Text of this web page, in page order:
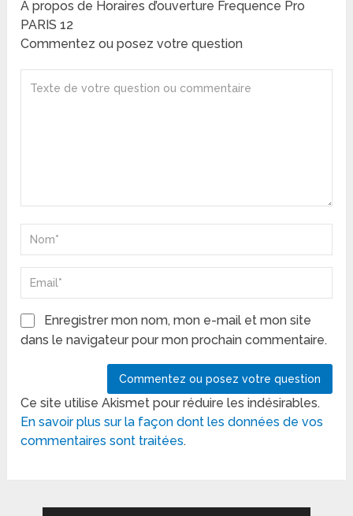
A propos de Horaires d’ouverture Frequence Pro
PARIS 12
Commentez ou posez votre question
Enregistrer mon nom, mon e-mail et mon site
dans le navigateur pour mon prochain commentaire.
Ce site utilise Akismet pour réduire les indésirables.
En savoir plus sur la façon dont les données de vos
commentaires sont traitées.